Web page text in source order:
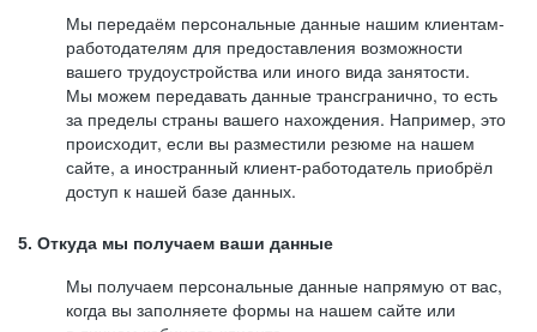
Мы передаём персональные данные нашим клиентам-
работодателям для предоставления возможности
вашего трудоустройства или иного вида занятости.
Мы можем передавать данные трансгранично, то есть
за пределы страны вашего нахождения. Например, это
происходит, если вы разместили резюме на нашем
сайте, а иностранный клиент-работодатель приобрёл
доступ к нашей базе данных.
5. Откуда мы получаем ваши данные
Мы получаем персональные данные напрямую от вас,
когда вы заполняете формы на нашем сайте или